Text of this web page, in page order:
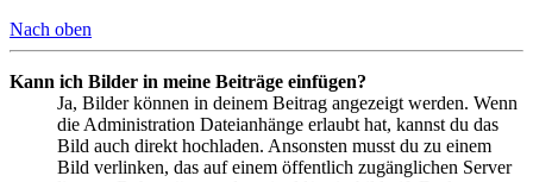
Nach oben
Kann ich Bilder in meine Beiträge einfügen?
Ja, Bilder können in deinem Beitrag angezeigt werden. Wenn
die Administration Dateianhänge erlaubt hat, kannst du das
Bild auch direkt hochladen. Ansonsten musst du zu einem
Bild verlinken, das auf einem öffentlich zugänglichen Server